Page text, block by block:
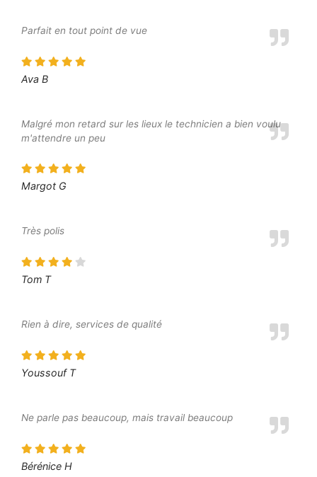
Parfait en tout point de vue
Ava B
Malgré mon retard sur les lieux le technicien a bien voulu
m'attendre un peu
Margot G
Très polis
Tom T
Rien à dire, services de qualité
Youssouf T
Ne parle pas beaucoup, mais travail beaucoup
Bérénice H